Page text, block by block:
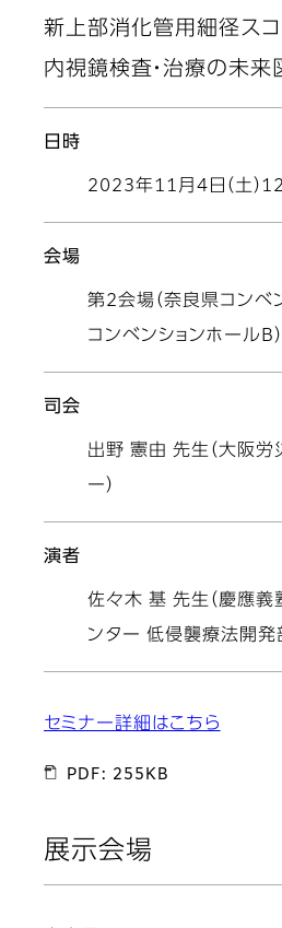
新上部消化管用細径ス
内視鏡検査・治療の未来
日時
2023年11月4日（土）
会場
第2会場（奈良県コンベ
コンベンションホールB）
司会
出野 憲由 先生（大阪
ー）
演者
佐々木 基 先生（慶應
ンター 低侵襲療法開発
セミナー詳細はこちら
PDF: 255KB
展示会場